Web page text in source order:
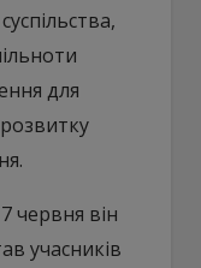
для
червня він
учасників